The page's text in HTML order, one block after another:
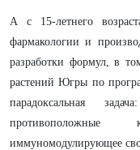
А с 15-летнего
фармакологии и
разработки формул, в
растений Югры по
парадоксальная
противоположные
иммуномодулирующее